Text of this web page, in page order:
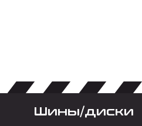
Шины/диски